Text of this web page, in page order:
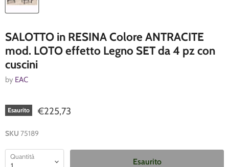
SALOTTO in RESINA Colore ANTRACITE
mod. LOTO effetto Legno SET da 4 pz con
cuscini
by EAC
Esaurito €225,73
SKU 75189
Quantità
Esaurito